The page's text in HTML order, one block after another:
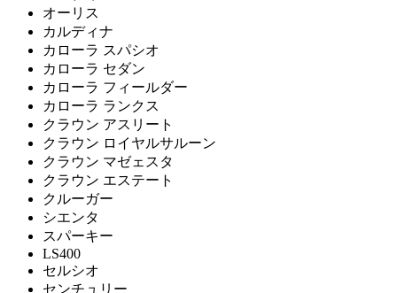
オーリス
カルディナ
カローラ スパシオ
カローラ セダン
カローラ フィールダー
カローラ ランクス
クラウン アスリート
クラウン ロイヤルサルーン
クラウン マゼェスタ
クラウン エステート
クルーガー
シエンタ
スパーキー
LS400
セルシオ
センチュリー